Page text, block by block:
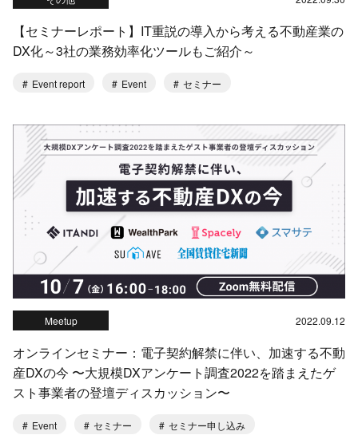
【セミナーレポート】IT重説の導入から考える不動産業の
DX化～3社の業務効率化ツールもご紹介～
Event report Event セミナー
Meetup 2022.09.12
オンラインセミナー：電子契約解禁に伴い、加速する不動
産DXの今 〜大規模DXアンケート調査2022を踏まえたゲ
スト事業者の登壇ディスカッション〜
Event セミナー セミナー申し込み